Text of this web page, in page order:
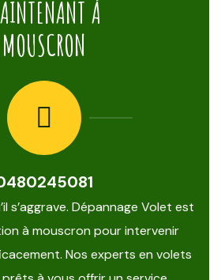
Á
MOUSCRON
s’aggrave. Dépannage Volet est
à mouscron pour intervenir
Nos experts en volets